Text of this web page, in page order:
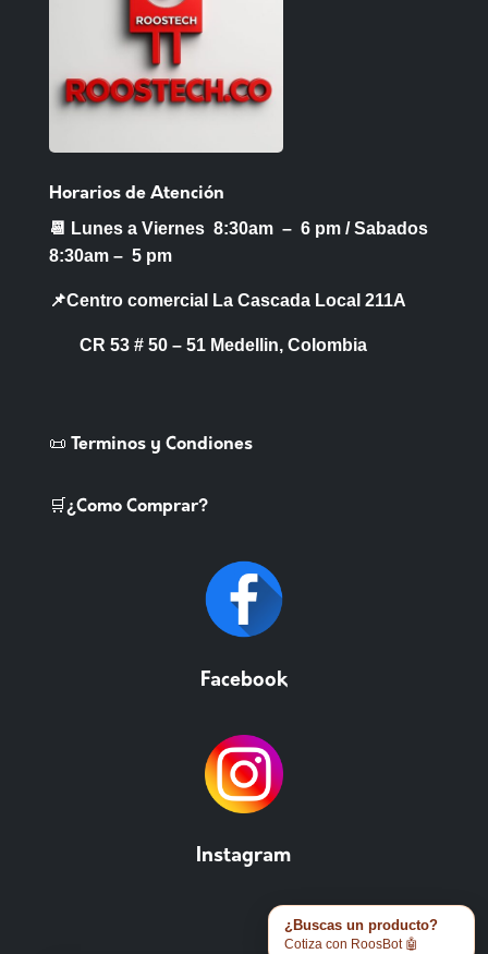
Horarios de Atención
📆 Lunes a Viernes 8:30am – 6 pm /Sabados
8:30am – 5 pm
📌Centro comercial La Cascada Local 211A
CR 53 # 50 – 51 Medellin, Colombia
📜 Terminos y Condiones
🛒¿Como Comprar?
Facebook
Instagram
¿Buscas un producto?
Cotiza con RoosBot 🤖